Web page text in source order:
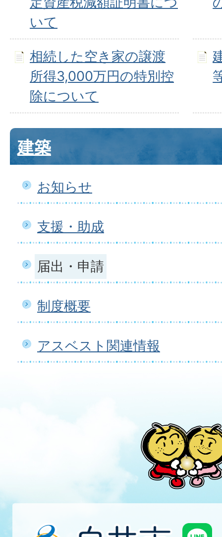
いて
相続した空き家の譲渡
所得3,000万円の特別控
除について
建築
お知らせ
支援・助成
届出・申請
制度概要
アスベスト関連情報